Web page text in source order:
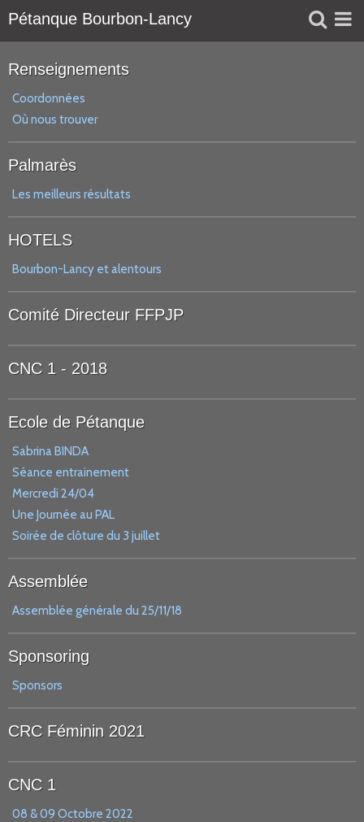
Pétanque Bourbon-Lancy
Liens
Réservation
Renseignements
Coordonnées
Où nous trouver
Palmarès
Les meilleurs résultats
HOTELS
Bourbon-Lancy et alentours
Comité Directeur FFPJP
CNC 1 - 2018
Ecole de Pétanque
Sabrina BINDA
Séance entrainement
Mercredi 24/04
Une Journée au PAL
Soirée de clôture du 3 juillet
Assemblée
Assemblée générale du 25/11/18
Sponsoring
Sponsors
CRC Féminin 2021
CNC 1
08 & 09 Octobre 2022